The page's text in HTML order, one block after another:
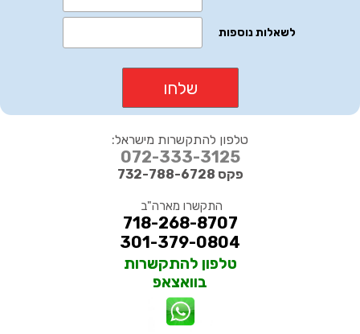
טלפון להתקשרות מישראל:
072-333-3125
פקס 732-788-6728
טלפון להתקשרות
בוואצאפ
התקשרו מארה"ב
718-268-8707
301-379-0804